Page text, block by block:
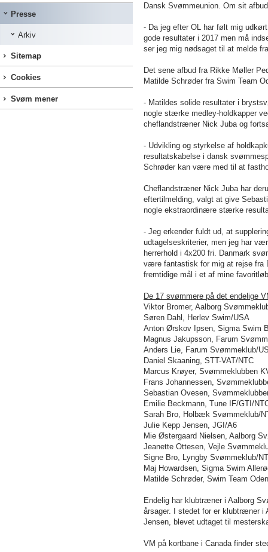
Presse
Arkiv
Sitemap
Cookies
Svøm mener
Dansk Svømmeunion. Om sit
- Da jeg efter OL har følt mig
gode resultater i 2017 men må
ser jeg mig nødsaget til at melde
Det sene afbud fra Rikke Møller
Matilde Schrøder fra Swim Team
- Matildes solide resultater i
nogle stærke medley-holdkapper
cheflandstræner Nick Juba og
- Udvikling og styrkelse af
resultatskabelse i dansk
Schrøder kan være med til at
Cheflandstræner Nick Juba har
eftertilmelding, valgt at give
nogle ekstraordinære stærke
- Jeg erkender fuldt ud, at
udtagelseskriterier, men jeg har
herrerhold i 4x200 fri. Danmark
være fantastisk for mig at rejse fra
fremtidige mål i et af mine
De 17 svømmere på det endelige
Viktor Bromer, Aalborg
Søren Dahl, Herlev Swim/USA
Anton Ørskov Ipsen, Sigma Swim
Magnus Jakupsson, Farum
Anders Lie, Farum Svømmeklub/
Daniel Skaaning, STT-VAT/NTC
Marcus Krøyer, Svømmeklubben
Frans Johannessen,
Sebastian Ovesen,
Emilie Beckmann, Tune IF/GTI/
Sarah Bro, Holbæk Svømmeklub/
Julie Kepp Jensen, JGI/A6
Mie Østergaard Nielsen, Aalborg
Jeanette Ottesen, Vejle
Signe Bro, Lyngby Svømmeklub/
Maj Howardsen, Sigma Swim
Matilde Schrøder, Swim Team
Endelig har klubtræner i Aalborg
årsager. I stedet for er klubtræner i
Jensen, blevet udtaget til
VM på kortbane i Canada finder